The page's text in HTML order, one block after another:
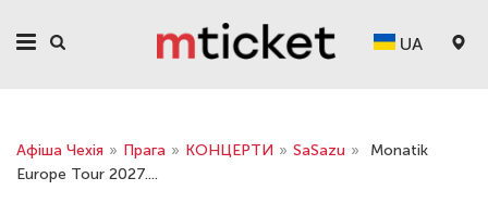
UA
Афіша Чехія » Прага » КОНЦЕРТИ » SaSazu »
Monatik
Europe Tour 2027....